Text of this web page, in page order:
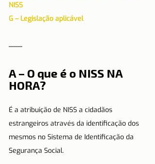
NISS
G – Legislação aplicável
A – O que é o NISS NA
HORA?
É a atribuição de NISS a cidadãos
estrangeiros através da identificação dos
mesmos no Sistema de Identificação da
Segurança Social.